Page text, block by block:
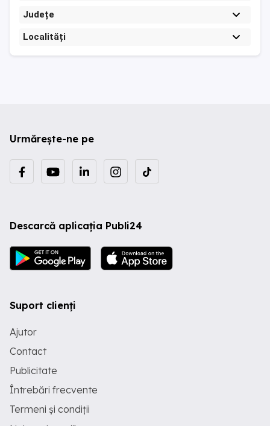
Județe
Localități
Urmărește-ne pe
Descarcă aplicația Publi24
Suport clienți
Ajutor
Contact
Publicitate
Întrebări frecvente
Termeni și condiții